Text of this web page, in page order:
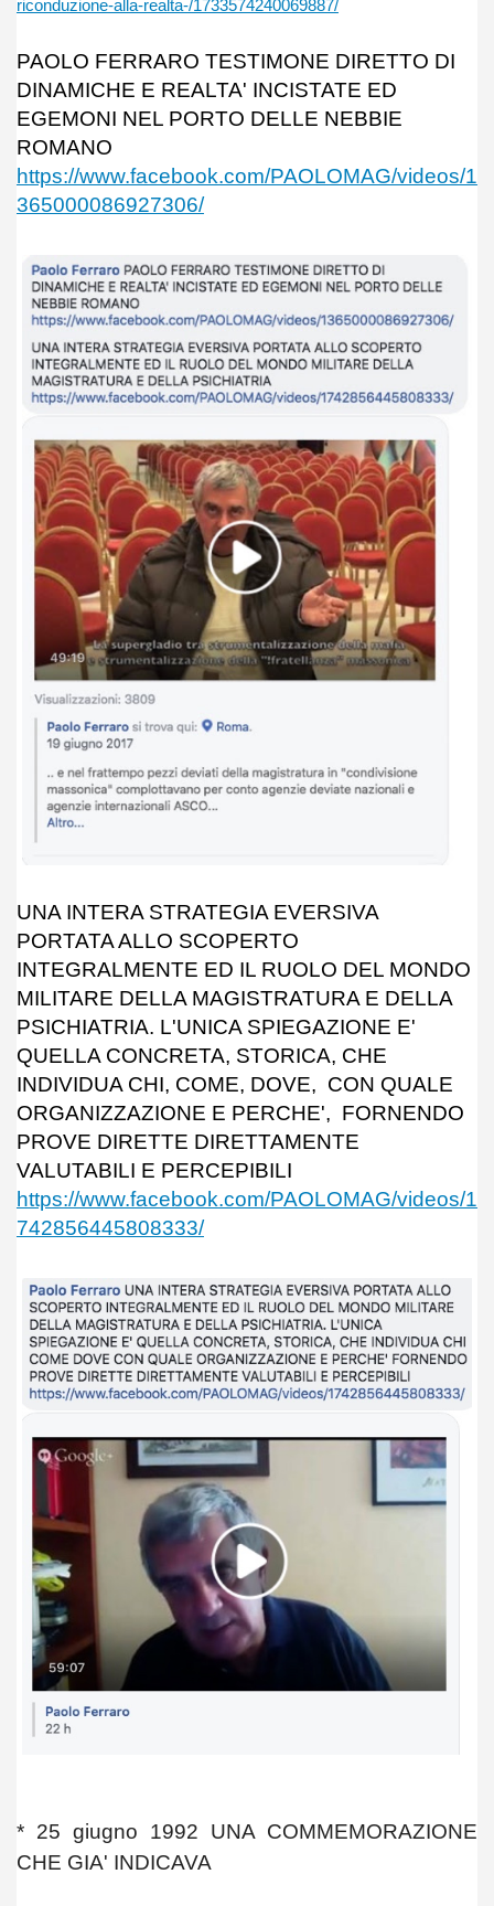
riconduzione-alla-realta-/1733574240069887/
PAOLO FERRARO TESTIMONE DIRETTO DI
DINAMICHE E REALTA' INCISTATE ED
EGEMONI NEL PORTO DELLE NEBBIE
ROMANO
https://www.facebook.com/PAOLOMAG/videos/1
365000086927306/
UNA INTERA STRATEGIA EVERSIVA
PORTATA ALLO SCOPERTO
INTEGRALMENTE ED IL RUOLO DEL MONDO
MILITARE DELLA MAGISTRATURA E DELLA
PSICHIATRIA. L'UNICA SPIEGAZIONE E'
QUELLA CONCRETA, STORICA, CHE
INDIVIDUA CHI, COME, DOVE, CON QUALE
ORGANIZZAZIONE E PERCHE', FORNENDO
PROVE DIRETTE DIRETTAMENTE
VALUTABILI E PERCEPIBILI
https://www.facebook.com/PAOLOMAG/videos/1
742856445808333/
* 25 giugno 1992 UNA COMMEMORAZIONE
CHE GIA' INDICAVA